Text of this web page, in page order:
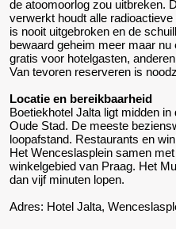
de atoomoorlog zou uitbreken.
verwerkt houdt alle
is nooit uitgebroken en de
bewaard geheim meer maar
gratis voor hotelgasten,
Van tevoren reserveren is
Locatie en bereikbaarheid
Boetiekhotel Jalta ligt midden
Oude Stad. De meeste
loopafstand. Restaurants en
Het Wenceslasplein samen
winkelgebied van Praag. Het
dan vijf minuten lopen.
Adres: Hotel Jalta,